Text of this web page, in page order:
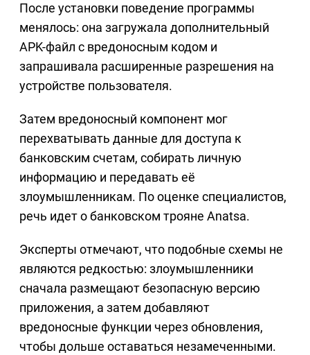
После установки поведение программы
менялось: она загружала дополнительный
APK-файл с вредоносным кодом и
запрашивала расширенные разрешения на
устройстве пользователя.
Затем вредоносный компонент мог
перехватывать данные для доступа к
банковским счетам, собирать личную
информацию и передавать её
злоумышленникам. По оценке специалистов,
речь идет о банковском трояне Anatsa.
Эксперты отмечают, что подобные схемы не
являются редкостью: злоумышленники
сначала размещают безопасную версию
приложения, а затем добавляют
вредоносные функции через обновления,
чтобы дольше оставаться незамеченными.